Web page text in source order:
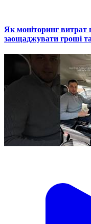
Як моніторинг витрат
заощаджувати гроші